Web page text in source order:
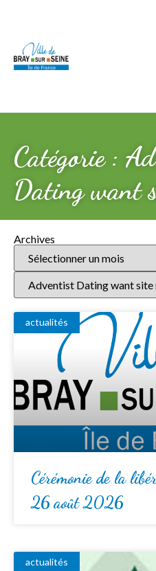
Catégorie :
Dating want
Archives
actualités
Cérémonie de la
26 août 2026
actualités